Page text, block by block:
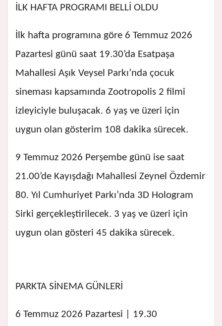
İLK HAFTA PROGRAMI BELLİ OLDU
İlk hafta programına göre 6 Temmuz 2026
Pazartesi günü saat 19.30’da Esatpaşa
Mahallesi Aşık Veysel Parkı’nda çocuk
sineması kapsamında Zootropolis 2 filmi
izleyiciyle buluşacak. 6 yaş ve üzeri için
uygun olan gösterim 108 dakika sürecek.
9 Temmuz 2026 Perşembe günü ise saat
21.00’de Kayışdağı Mahallesi Zeynel Özdemir
80. Yıl Cumhuriyet Parkı’nda 3D Hologram
Sirki gerçekleştirilecek. 3 yaş ve üzeri için
uygun olan gösteri 45 dakika sürecek.
PARKTA SİNEMA GÜNLERİ
6 Temmuz 2026 Pazartesi | 19.30